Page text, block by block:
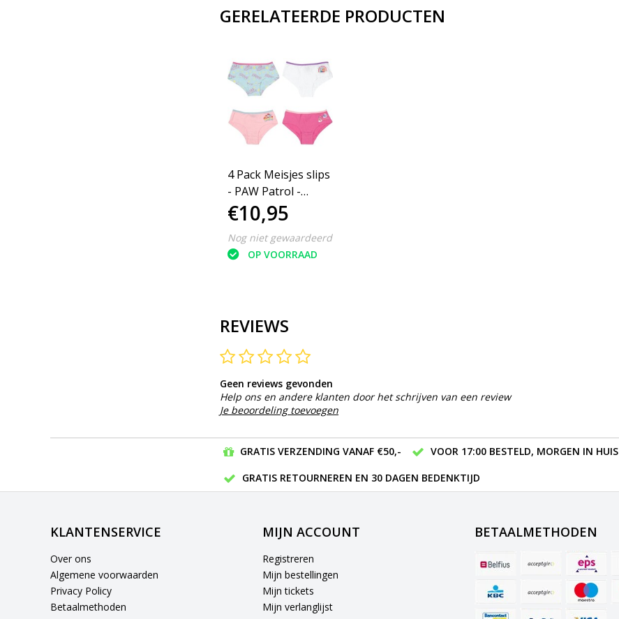
GERELATEERDE PRODUCTEN
4 Pack Meisjes slips
- PAW Patrol -
Katoen - Mix - Maat
110/116
€10,95
Nog niet gewaardeerd
OP VOORRAAD
REVIEWS
Geen reviews gevonden
Help ons en andere klanten door het schrijven van een review
Je beoordeling toevoegen
GRATIS VERZENDING VANAF €50,-
VOOR 17:00 BESTELD, MORGEN IN HUIS
GRATIS RETOURNEREN EN 30 DAGEN BEDENKTIJD
KLANTENSERVICE
Over ons
Algemene voorwaarden
Privacy Policy
Betaalmethoden
MIJN ACCOUNT
Registreren
Mijn bestellingen
Mijn tickets
Mijn verlanglijst
BETAALMETHODEN